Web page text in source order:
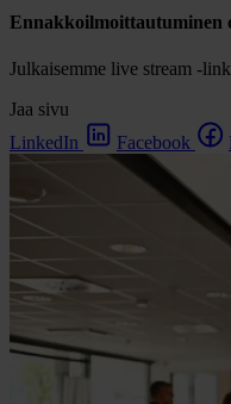
Ennakkoilmoittautuminen
Julkaisemme live stream -
Jaa sivu
LinkedIn
Facebook